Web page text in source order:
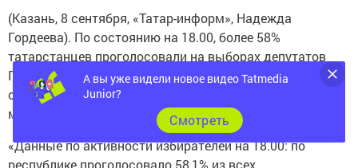
(Казань, 8 сентября, «Татар-информ», Надежда
Гордеева). По состоянию на 18.00, более 58%
татарстанцев проголосовали на выборах депутатов
Госсовета РТ шестого созыва. Об этом сообщил
сегодня в Едином информационном центре РТ его
модератор Фирдус Гималтдинов.
«Данные по активности избирателей на 18.00: по
республике проголосовало 58,1% из всех
А вы уже видели новое видео Tatmedia
Junior?
Cмотреть